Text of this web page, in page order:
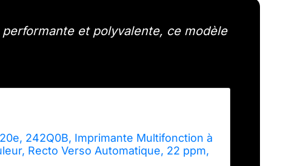
et polyvalente, ce modèle
242Q0B, Imprimante Multifonction à
Recto Verso Automatique, 22 ppm,